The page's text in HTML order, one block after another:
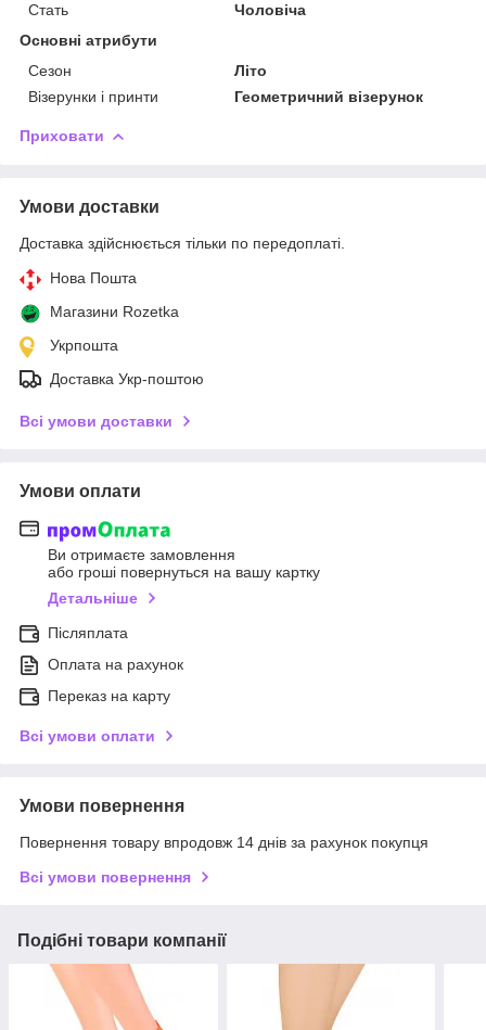
Стать
Чоловіча
Основні атрибути
Сезон
Літо
Візерунки і принти
Геометричний візерунок
Приховати
Умови доставки
Доставка здійснюється тільки по передоплаті.
Нова Пошта
Магазини Rozetka
Укрпошта
Доставка Укр-поштою
Всі умови доставки
Умови оплати
Ви отримаєте замовлення
або гроші повернуться на вашу картку
Детальніше
Післяплата
Оплата на рахунок
Переказ на карту
Всі умови оплати
Умови повернення
Повернення товару впродовж 14 днів за рахунок покупця
Всі умови повернення
Подібні товари компанії